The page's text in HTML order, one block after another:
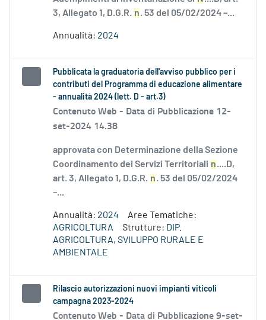
3, Allegato 1, D.G.R. n. 53 del 05/02/2024 –...
Annualità: 2024
Pubblicata la graduatoria dell'avviso pubblico per i
contributi del Programma di educazione alimentare
- annualità 2024 (lett. D - art.3)
Contenuto Web - Data di Pubblicazione 12-
set-2024 14.38
approvata con Determinazione della Sezione
Coordinamento dei Servizi Territoriali n....D,
art. 3, Allegato 1, D.G.R. n. 53 del 05/02/2024
–...
Annualità: 2024
Aree Tematiche:
AGRICOLTURA
Strutture: DIP.
AGRICOLTURA, SVILUPPO RURALE E
AMBIENTALE
Rilascio autorizzazioni nuovi impianti viticoli
campagna 2023-2024
Contenuto Web - Data di Pubblicazione 9-set-